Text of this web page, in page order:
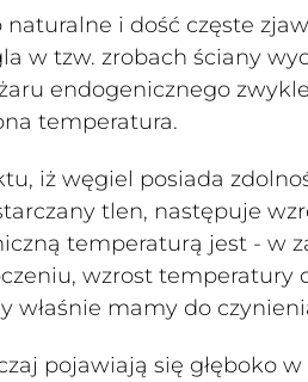
naturalne i dość częste
w tzw. zrobach ściany
endogenicznego
temperatura.
iż węgiel posiada
tlen, następuje
temperaturą jest - w
wzrost temperatury
właśnie mamy do
pojawiają się głęboko